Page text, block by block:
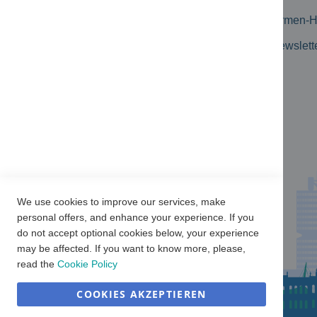
Firmen-
We use cookies to improve our services, make
personal offers, and enhance your experience. If you
do not accept optional cookies below, your experience
may be affected. If you want to know more, please,
read the Cookie Policy
COOKIES AKZEPTIEREN